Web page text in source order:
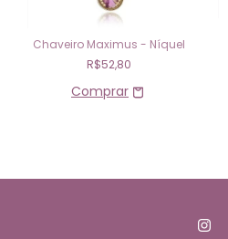
Chaveiro Maximus - Níquel
R$52,80